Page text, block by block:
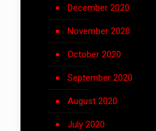
December 2020
November 2020
October 2020
September 2020
August 2020
July 2020